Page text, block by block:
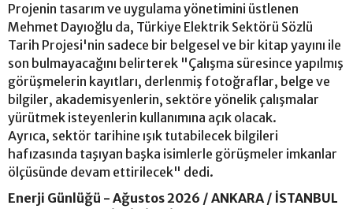
Projenin tasarım ve uygulama yönetimini üstlenen
Mehmet Dayıoğlu da, Türkiye Elektrik Sektörü Sözlü
Tarih Projesi'nin sadece bir belgesel ve bir kitap yayını ile
son bulmayacağını belirterek "Çalışma süresince yapılmış
görüşmelerin kayıtları, derlenmiş fotoğraflar, belge ve
bilgiler, akademisyenlerin, sektöre yönelik çalışmalar
yürütmek isteyenlerin kullanımına açık olacak.
Ayrıca, sektör tarihine ışık tutabilecek bilgileri
hafızasında taşıyan başka isimlerle görüşmeler imkanlar
ölçüsünde devam ettirilecek" dedi.
Enerji Günlüğü - Ağustos 2026 / ANKARA / İSTANBUL